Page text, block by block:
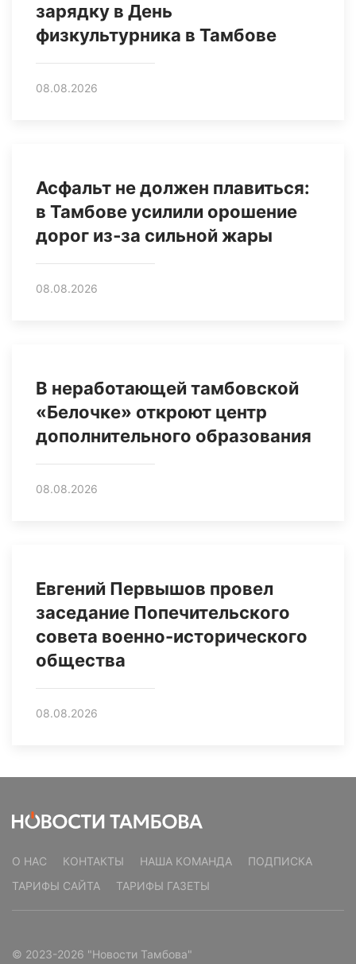
зарядку в День
физкультурника в Тамбове
08.08.2026
Асфальт не должен плавиться:
в Тамбове усилили орошение
дорог из‑за сильной жары
08.08.2026
В неработающей тамбовской
«Белочке» откроют центр
дополнительного образования
08.08.2026
Евгений Первышов провел
заседание Попечительского
совета военно-исторического
общества
08.08.2026
О НАС КОНТАКТЫ НАША КОМАНДА
ПОДПИСКА
ТАРИФЫ САЙТА
ТАРИФЫ ГАЗЕТЫ
© 2023-2026 "Новости Тамбова"